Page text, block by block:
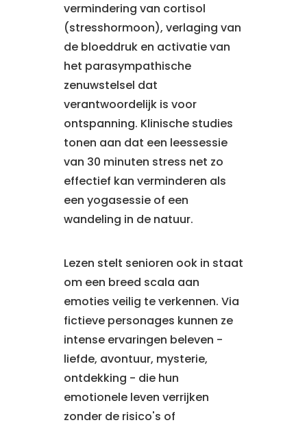
vermindering van cortisol
(stresshormoon), verlaging van
de bloeddruk en activatie van
het parasympathische
zenuwstelsel dat
verantwoordelijk is voor
ontspanning. Klinische studies
tonen aan dat een leessessie
van 30 minuten stress net zo
effectief kan verminderen als
een yogasessie of een
wandeling in de natuur.
Lezen stelt senioren ook in staat
om een breed scala aan
emoties veilig te verkennen. Via
fictieve personages kunnen ze
intense ervaringen beleven -
liefde, avontuur, mysterie,
ontdekking - die hun
emotionele leven verrijken
zonder de risico's of